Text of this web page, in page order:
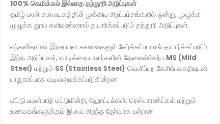
100% கெமிக்கல் இல்லாத தந்தூரி அடுப்புகள்
தமிழ் மண் கலையகத்தின் முக்கிய சிறப்பம்சங்களில் ஒன்று, முழுக்க
முழுக்க தூய களிமண்ணால் தயாரிக்கப்படும் தந்தூரி அடுப்புகள்.
எந்தவிதமான இரசாயன கலவைகளும் சேர்க்கப்படாமல் தயாரிக்கப்படும்
இந்த அடுப்புகள், வாடிக்கையாளர்களின் தேவைக்கேற்ப MS (Mild
Steel) மற்றும் SS (Stainless Steel) வெளிப்புற கேசிங் வசதியுடன்
பாதுகாப்பாக வடிவமைக்கப்படுகின்றன.
வீட்டு பயன்பாடு மட்டுமின்றி, ஹோட்டல்கள், ரெஸ்டாரண்ட்கள் மற்றும்
உணவகங்களுக்கும் இவை சிறந்த தேர்வாக உள்ளன.